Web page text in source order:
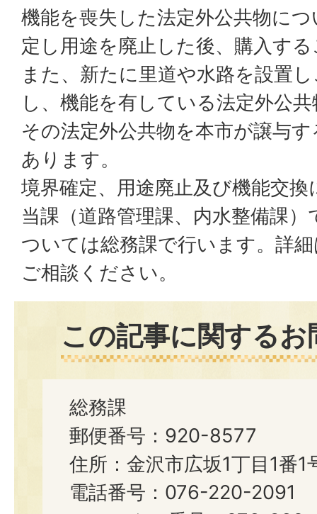
機能を喪失した法定外公共物に
定し用途を廃止した後、購入す
また、新たに里道や水路を設置
し、機能を有している法定外公
その法定外公共物を本市が譲与
あります。
境界確定、用途廃止及び機能交
当課（道路管理課、内水整備課
ついては総務課で行います。詳
ご相談ください。
この記事に関する
総務課
郵便番号：920-8577
住所：金沢市広坂1丁目1番1
電話番号：076-220-2091